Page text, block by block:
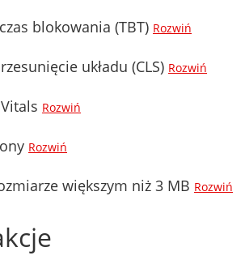
blokowania (TBT) Rozwiń
układu (CLS) Rozwiń
Rozwiń
Rozwiń
większym niż 3 MB Rozwiń